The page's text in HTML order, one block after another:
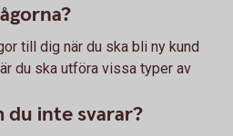
till dig när du ska bli ny kund
du ska utföra vissa typer av
du inte svarar?